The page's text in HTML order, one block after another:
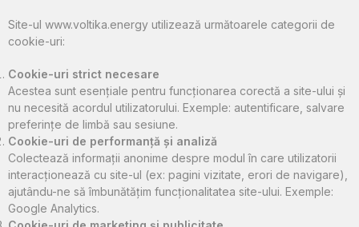
Site-ul www.voltika.energy utilizează următoarele categorii de
cookie-uri:
Cookie-uri strict necesare
Acestea sunt esențiale pentru funcționarea corectă a site-ului și
nu necesită acordul utilizatorului. Exemple: autentificare, salvare
preferințe de limbă sau sesiune.
Cookie-uri de performanță și analiză
Colectează informații anonime despre modul în care utilizatorii
interacționează cu site-ul (ex: pagini vizitate, erori de navigare),
ajutându-ne să îmbunătățim funcționalitatea site-ului. Exemple:
Google Analytics.